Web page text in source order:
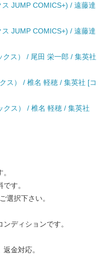
JUMP COMICS+) / 遠藤達
JUMP COMICS+) / 遠藤達
ス） / 尾田 栄一郎 / 集英社
ス） / 椎名 軽穂 / 集英社 [コ
クス） / 椎名 軽穂 / 集英社
す。
選択下さい。
ディションです。
金対応。